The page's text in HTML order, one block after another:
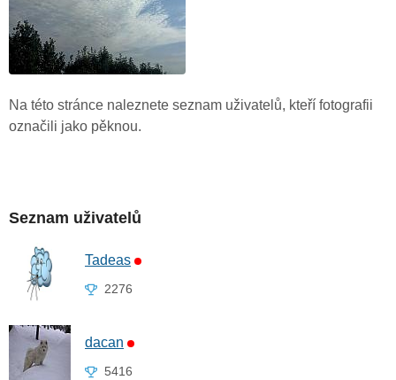
Na této stránce naleznete seznam uživatelů, kteří fotografii
označili jako pěknou.
Seznam uživatelů
Tadeas
2276
dacan
5416